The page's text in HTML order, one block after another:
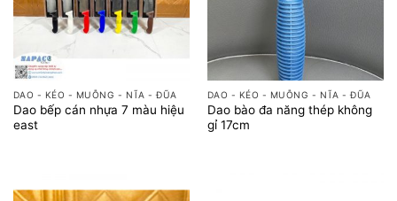
DAO - KÉO - MUỖNG - NĨA - ĐŨA
Dao bếp cán nhựa 7 màu hiệu
east
DAO - KÉO - MUỖNG - NĨA - ĐŨA
Dao bào đa năng thép không
gỉ 17cm